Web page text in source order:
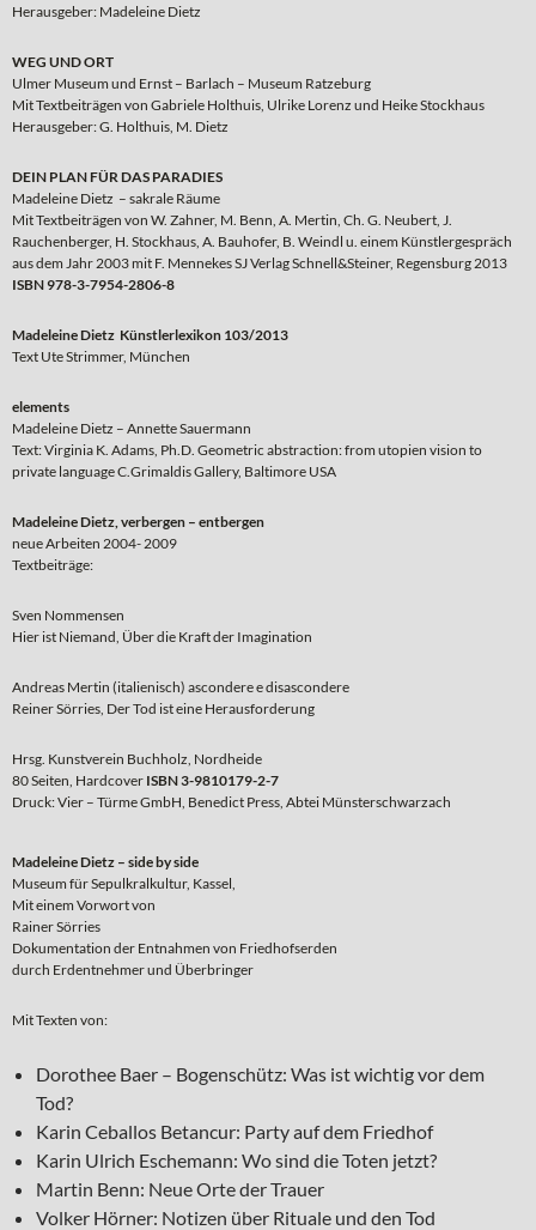
Herausgeber: Madeleine Dietz
WEG UND ORT
Ulmer Museum und Ernst – Barlach – Museum Ratzeburg
Mit Textbeiträgen von Gabriele Holthuis, Ulrike Lorenz und Heike Stockhaus
Herausgeber: G. Holthuis, M. Dietz
DEIN PLAN FÜR DAS PARADIES
Madeleine Dietz – sakrale Räume
Mit Textbeiträgen von W. Zahner, M. Benn, A. Mertin, Ch. G. Neubert, J.
Rauchenberger, H. Stockhaus, A. Bauhofer, B. Weindl u. einem Künstlergespräch
aus dem Jahr 2003 mit F. Mennekes SJ Verlag Schnell&Steiner, Regensburg 2013
ISBN 978-3-7954-2806-8
Madeleine Dietz Künstlerlexikon 103/2013
Text Ute Strimmer, München
elements
Madeleine Dietz – Annette Sauermann
Text: Virginia K. Adams, Ph.D. Geometric abstraction: from utopien vision to
private language C.Grimaldis Gallery, Baltimore USA
Madeleine Dietz, verbergen – entbergen
neue Arbeiten 2004- 2009
Textbeiträge:
Sven Nommensen
Hier ist Niemand, Über die Kraft der Imagination
Andreas Mertin (italienisch) ascondere e disascondere
Reiner Sörries, Der Tod ist eine Herausforderung
Hrsg. Kunstverein Buchholz, Nordheide
80 Seiten, Hardcover ISBN 3-9810179-2-7
Druck: Vier – Türme GmbH, Benedict Press, Abtei Münsterschwarzach
Madeleine Dietz – side by side
Museum für Sepulkralkultur, Kassel,
Mit einem Vorwort von
Rainer Sörries
Dokumentation der Entnahmen von Friedhofserden
durch Erdentnehmer und Überbringer
Mit Texten von:
Dorothee Baer – Bogenschütz: Was ist wichtig vor dem
Tod?
Karin Ceballos Betancur: Party auf dem Friedhof
Karin Ulrich Eschemann: Wo sind die Toten jetzt?
Martin Benn: Neue Orte der Trauer
Volker Hörner: Notizen über Rituale und den Tod